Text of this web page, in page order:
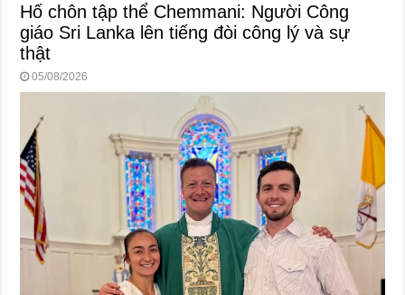
Hố chôn tập thể Chemmani: Người Công
giáo Sri Lanka lên tiếng đòi công lý và sự
thật
05/08/2026